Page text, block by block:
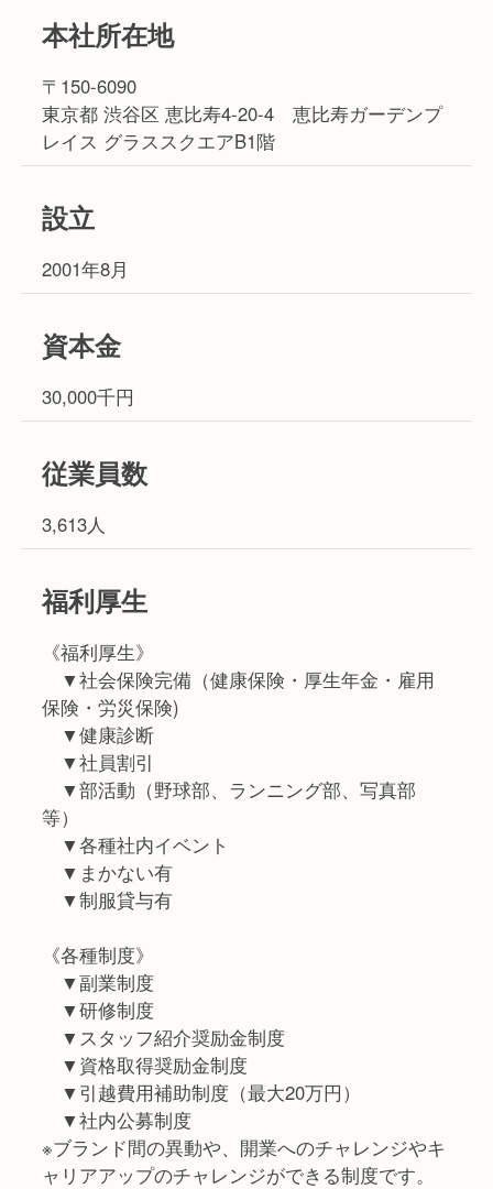
本社所在地
〒150-6090
東京都 渋谷区 恵比寿4-20-4 恵比寿ガーデンプ
レイス グラススクエアB1階
設立
2001年8月
資本金
30,000千円
従業員数
3,613人
福利厚生
《福利厚生》
▼社会保険完備（健康保険・厚生年金・雇用
保険・労災保険)
▼健康診断
▼社員割引
▼部活動（野球部、ランニング部、写真部
等）
▼各種社内イベント
▼まかない有
▼制服貸与有
《各種制度》
▼副業制度
▼研修制度
▼スタッフ紹介奨励金制度
▼資格取得奨励金制度
▼引越費用補助制度（最大20万円）
▼社内公募制度
※ブランド間の異動や、開業へのチャレンジやキ
ャリアアップのチャレンジができる制度です。